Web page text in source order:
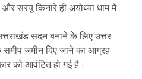
सरयू किनारे ही अयोध्या धाम में
सदन बनाने के लिए उत्तर
जमीन दिए जाने का आग्रह
को आवंटित हो गई है।